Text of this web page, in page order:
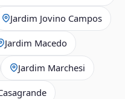
Jardim Jovino Campos
Jardim Macedo
Jardim Marchesi